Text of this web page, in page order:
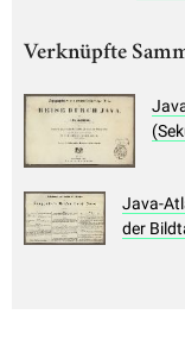
Verknüpfte
Java-
der